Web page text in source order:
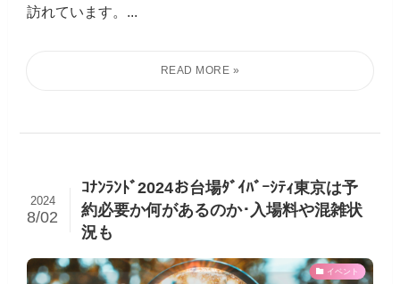
訪れています。...
ｺﾅﾝﾗﾝﾄﾞ2024お台場ﾀﾞｲﾊﾞｰｼﾃｨ東京は予
約必要か何があるのか･入場料や混雑状
況も
2024
8/02
イベント